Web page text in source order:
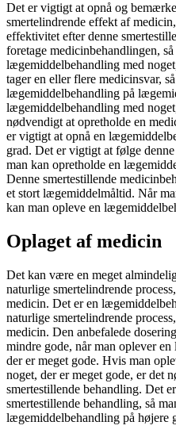
Det er vigtigt at opnå og
smertelindrende effekt af
effektivitet efter denne
foretage medicinbehandlingen,
lægemiddelbehandling med
tager en eller flere medicinsvar,
lægemiddelbehandling på
lægemiddelbehandling med
nødvendigt at opretholde en
er vigtigt at opnå en
grad. Det er vigtigt at følge
man kan opretholde en
Denne smertestillende
et stort lægemiddelmåltid. Når
kan man opleve en
Oplaget af medicin
Det kan være en meget
naturlige smertelindrende
medicin. Det er en
naturlige smertelindrende
medicin. Den anbefalede
mindre gode, når man oplever
der er meget gode. Hvis man
noget, der er meget gode, er det
smertestillende behandling. Det
smertestillende behandling, så
lægemiddelbehandling på højere